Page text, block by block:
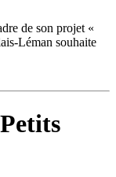
de son projet «
Léman souhaite